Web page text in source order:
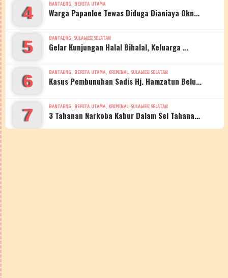
4 BANTAENG BERITA UTAMA
Warga Papanloe Tewas Diduga Dianiaya Okn…
5 BANTAENG SULAWESI SELATAN
Gelar Kunjungan Halal Bihalal, Keluarga …
6 BANTAENG BERITA UTAMA KRIMINAL SULAWESI SELATAN
Kasus Pembunuhan Sadis Hj. Hamzatun Belu…
7 BANTAENG BERITA UTAMA KRIMINAL SULAWESI SELATAN
3 Tahanan Narkoba Kabur Dalam Sel Tahana…